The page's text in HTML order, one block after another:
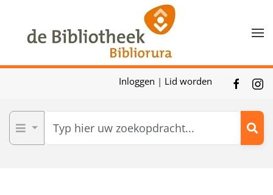
Skip to main content
Inloggen | Lid worden